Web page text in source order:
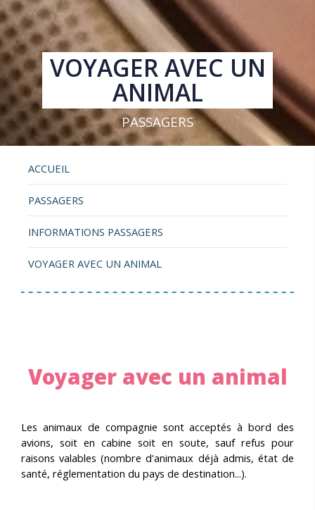
VOYAGER AVEC UN
ANIMAL
PASSAGERS
ACCUEIL
PASSAGERS
INFORMATIONS PASSAGERS
VOYAGER AVEC UN ANIMAL
Voyager avec un animal
Les animaux de compagnie sont acceptés à bord des
avions, soit en cabine soit en soute, sauf refus pour
raisons valables (nombre d'animaux déjà admis, état de
santé, réglementation du pays de destination...).